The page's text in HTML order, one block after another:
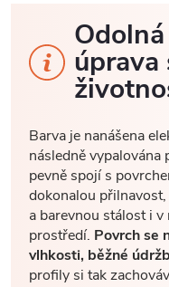
úprava
Barva je nanášena
následně
pevně spojí s
dokonalou
a barevnou stálost i
prostředí. Povrch se
vlhkosti, běžné
profily si tak